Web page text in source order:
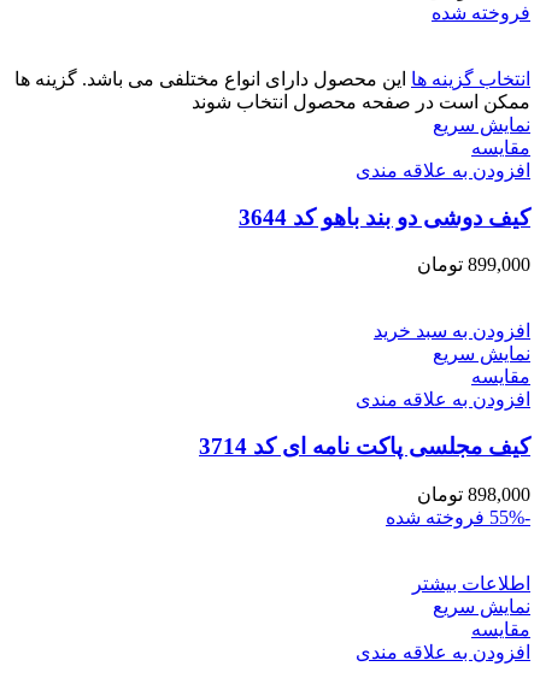
فروخته شده
انتخاب گزینه ها این محصول دارای انواع مختلفی می باشد. گزینه ها
ممکن است در صفحه محصول انتخاب شوند
نمایش سریع
مقايسه
افزودن به علاقه مندی
کیف دوشی دو بند باهو کد 3644
899,000 تومان
افزودن به سبد خرید
نمایش سریع
مقايسه
افزودن به علاقه مندی
کیف مجلسی پاکت نامه ای کد 3714
898,000 تومان
-55%
فروخته شده
اطلاعات بیشتر
نمایش سریع
مقايسه
افزودن به علاقه مندی